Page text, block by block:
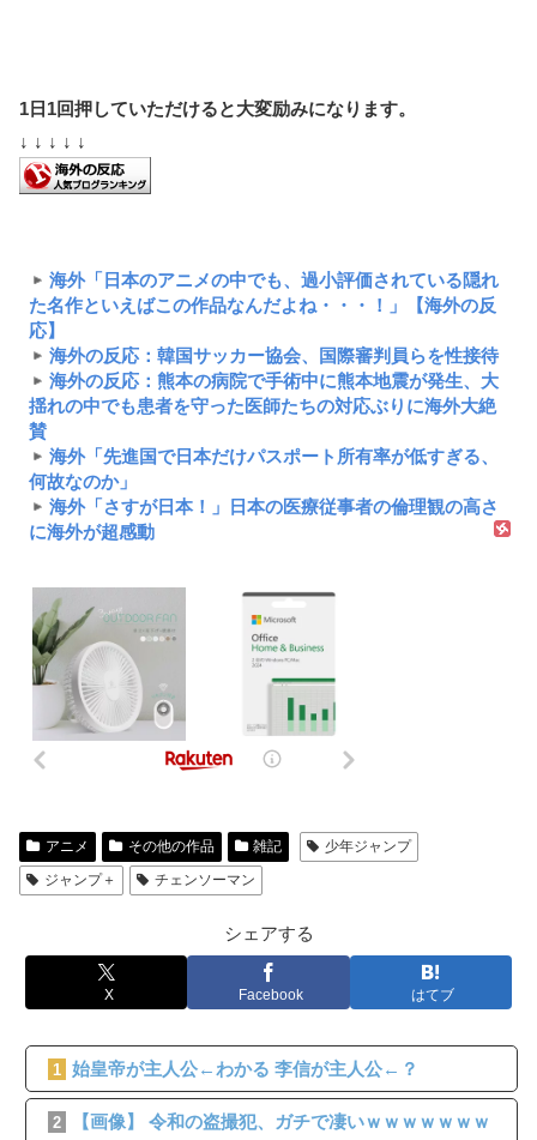
1日1回押していただけると大変励みになります。
↓ ↓ ↓ ↓ ↓
海外「日本のアニメの中でも、過小評価されている隠れ
た名作といえばこの作品なんだよね・・・！」【海外の反
応】
海外の反応：韓国サッカー協会、国際審判員らを性接待
海外の反応：熊本の病院で手術中に熊本地震が発生、大
揺れの中でも患者を守った医師たちの対応ぶりに海外大絶
賛
海外「先進国で日本だけパスポート所有率が低すぎる、
何故なのか」
海外「さすが日本！」日本の医療従事者の倫理観の高さ
に海外が超感動
アニメ その他の作品 雑記
少年ジャンプ
ジャンプ＋
チェンソーマン
シェアする
X Facebook はてブ
1 始皇帝が主人公←わかる 李信が主人公←？
2
【画像】 令和の盗撮犯、ガチで凄いｗｗｗｗｗｗｗ